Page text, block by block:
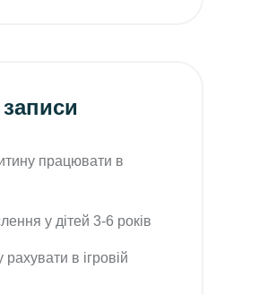
працювати в
у дітей 3-6 років
в ігровій